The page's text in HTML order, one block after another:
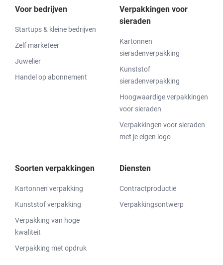
Voor bedrijven
Startups & kleine bedrijven
Zelf marketeer
Juwelier
Handel op abonnement
Verpakkingen voor
sieraden
Kartonnen
sieradenverpakking
Kunststof
sieradenverpakking
Hoogwaardige verpakkingen
voor sieraden
Verpakkingen voor sieraden
met je eigen logo
Soorten verpakkingen
Kartonnen verpakking
Kunststof verpakking
Verpakking van hoge
kwaliteit
Verpakking met opdruk
Diensten
Contractproductie
Verpakkingsontwerp